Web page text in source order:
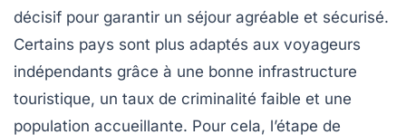
décisif pour garantir un séjour agréable et sécurisé.
Certains pays sont plus adaptés aux voyageurs
indépendants grâce à une bonne infrastructure
touristique, un taux de criminalité faible et une
population accueillante. Pour cela, l’étape de